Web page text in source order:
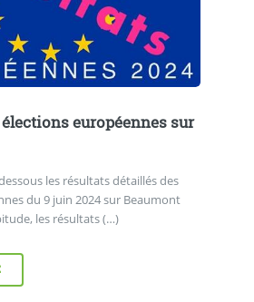
européennes sur
les résultats détaillés des
du 9 juin 2024 sur Beaumont
les résultats (…)